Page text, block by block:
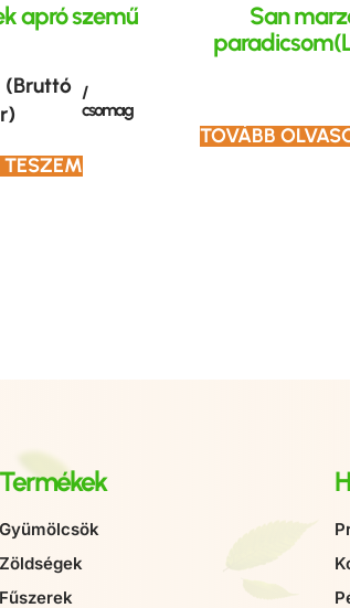
apró szemű
(Bruttó /
csomag
TESZEM
San
TOVÁBB
Termékek
Gyümölcsök
Zöldségek
Fűszerek